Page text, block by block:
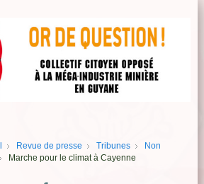
Revue de presse Tribunes
Non
Marche pour le climat à Cayenne